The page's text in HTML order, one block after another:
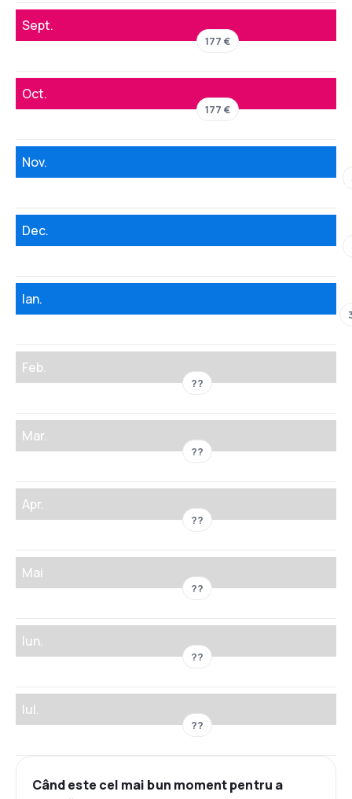
Sept.
177 €
Oct.
177 €
Nov.
Dec.
Ian.
Feb.
??
Mar.
??
Apr.
??
Mai
??
Iun.
??
Iul.
??
Când este cel mai bun moment pentru a